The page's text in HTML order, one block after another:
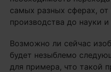
самых разных сферах, от
производства до науки и
Возможно ли сейчас
будет незыблемо
для примера, что такой